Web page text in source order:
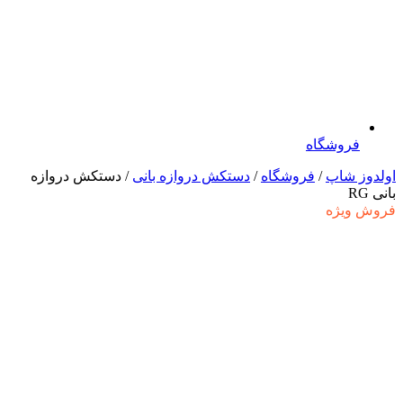
فروشگاه
اولدوز شاپ / فروشگاه / دستکش دروازه بانی / دستکش دروازه
بانی RG
فروش ویژه